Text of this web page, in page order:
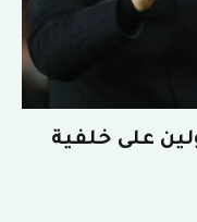
على خلفية